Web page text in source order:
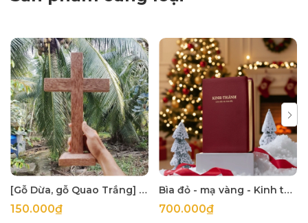
[Gỗ Dừa, gỗ Quao Trắng] Thập tự thánh giá treo tường
150.000₫
Bìa đỏ - mạ vàng - Kinh thánh 1925 khổ lớn 14x21cm in tại Hàn Quốc
700.000₫